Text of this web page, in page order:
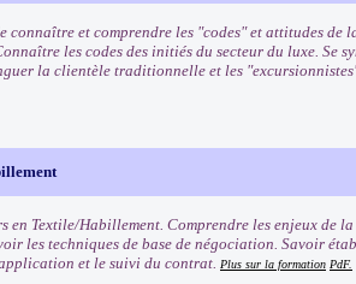
connaître et comprendre les "codes" et attitudes de
les codes des initiés du secteur du luxe. Se
la clientèle traditionnelle et les
en Textile/Habillement. Comprendre les enjeux de
les techniques de base de négociation. Savoir
et le suivi du contrat. Plus sur la formation PdF.